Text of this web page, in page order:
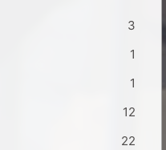
3
1
1
12
22